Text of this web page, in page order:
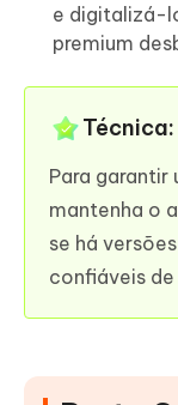
e digitalizá-
premium
Técnica:
Para garantir
mantenha o
se há
confiáveis